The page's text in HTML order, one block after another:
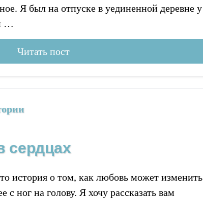
Я был на отпуске в уединенной деревне у
…
Читать пост
сердцах
история о том, как любовь может изменить
с ног на голову. Я хочу рассказать вам